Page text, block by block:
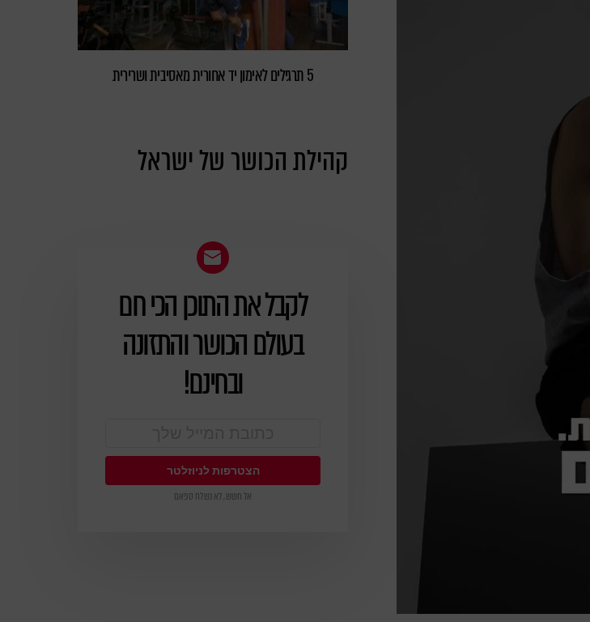
5 תרגילים לאימון יד אחורית מאסיבית ושרירית
קהילת הכושר של ישראל
ניוזלטר
לקבל את התוכן הכי חם
בעולם הכושר והתזונה
ובחינם!
אל חשש, לא נשלח ספאם